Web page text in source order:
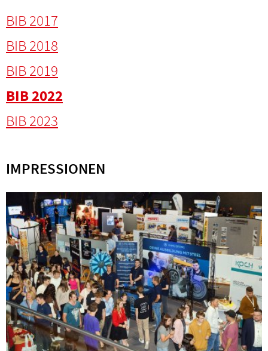
BIB 2017
BIB 2018
BIB 2019
BIB 2022
BIB 2023
IMPRESSIONEN